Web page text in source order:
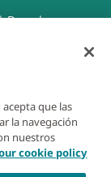
Derechos y
a sitios web
acepta que las
la navegación
nuestros
cookie policy